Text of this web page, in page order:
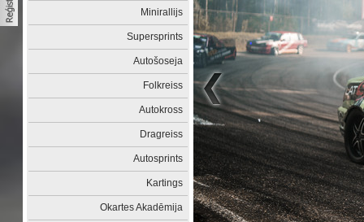
Minirallijs
Supersprints
Autošoseja
Folkreiss
Autokross
Dragreiss
Autosprints
Kartings
Okartes Akadēmija